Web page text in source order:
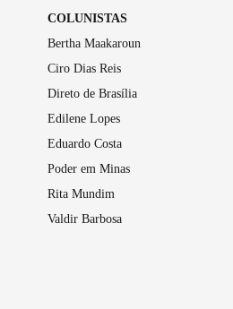
COLUNISTAS
Bertha Maakaroun
Ciro Dias Reis
Direto de Brasília
Edilene Lopes
Eduardo Costa
Poder em Minas
Rita Mundim
Valdir Barbosa